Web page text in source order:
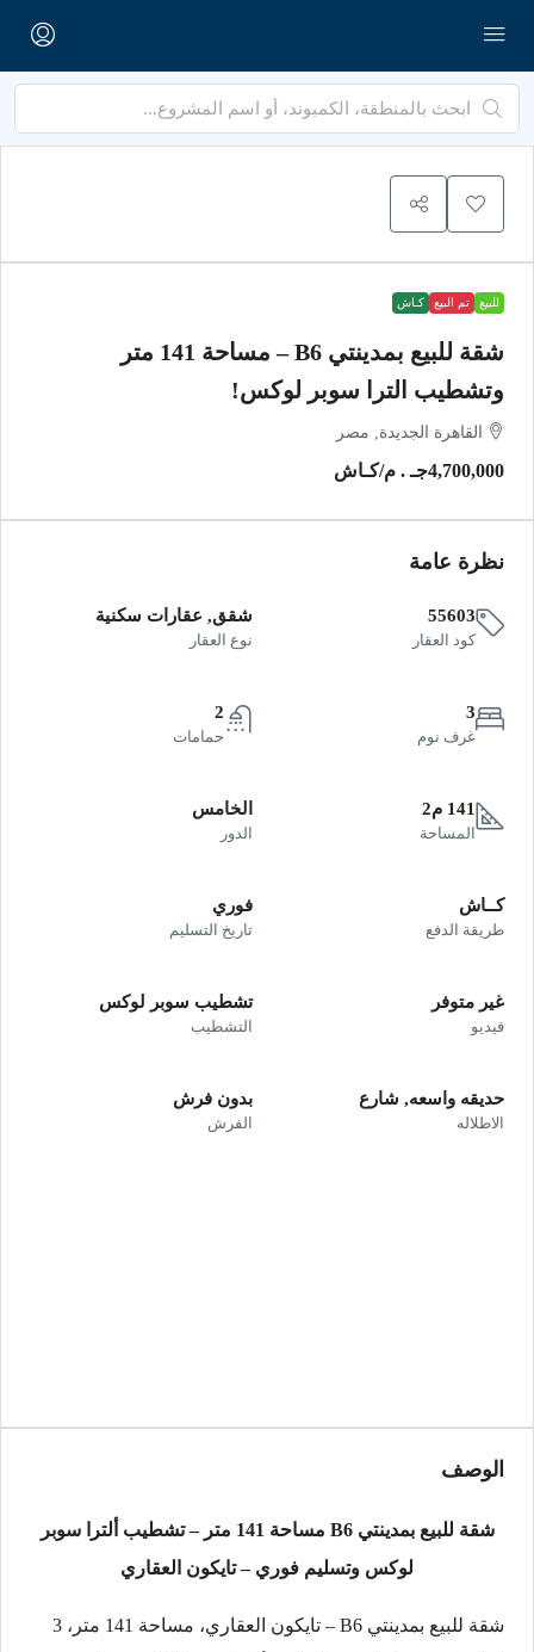
للبيع تم البيع كـاش
شقة للبيع بمدينتي B6 – مساحة 141 متر
وتشطيب الترا سوبر لوكس!
القاهرة الجديدة, مصر
4,700,000جـ . م /كـاش
نظرة عامة
55603
كود العقار
شقق, عقارات سكنية
نوع العقار
3
غرف نوم
2
حمامات
141 م2
المساحة
الخامس
الدور
كــاش
طريقة الدفع
فوري
تاريخ التسليم
غير متوفر
فيديو
تشطيب سوبر لوكس
التشطيب
حديقه واسعه, شارع
الاطلاله
بدون فرش
الفرش
الوصف
شقة للبيع بمدينتي B6 مساحة 141 متر – تشطيب ألترا سوبر
لوكس وتسليم فوري – تايكون العقاري
شقة للبيع بمدينتي B6 – تايكون العقاري، مساحة 141 متر، 3